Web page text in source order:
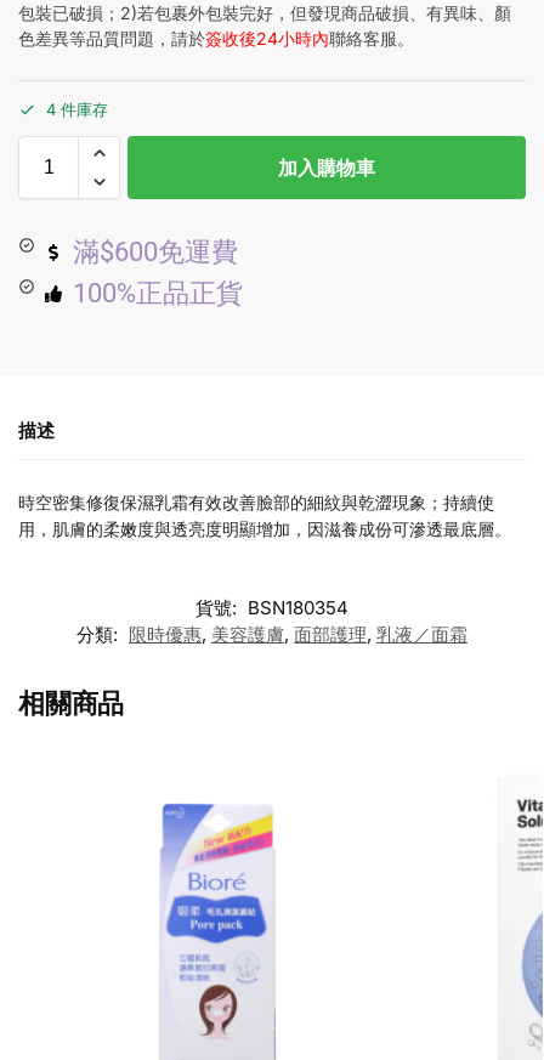
包裝已破損；2)若包裹外包裝完好，但發現商品破損、有異味、顏
色差異等品質問題，請於簽收後24小時內聯絡客服。
4 件庫存
加入購物車
滿$600免運費
100%正品正貨
描述
時空密集修復保濕乳霜有效改善臉部的細紋與乾澀現象；持續使
用，肌膚的柔嫩度與透亮度明顯增加，因滋養成份可滲透最底層。
貨號: BSN180354
分類: 限時優惠, 美容護膚, 面部護理, 乳液／面霜
相關商品